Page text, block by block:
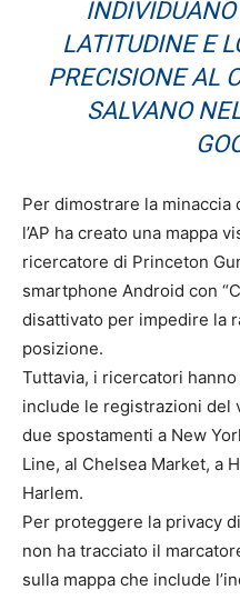
LATITUDINE E
PRECISIONE AL
SALVANO
Per dimostrare la minaccia
l’AP ha creato una mappa
ricercatore di Princeton
smartphone Android con
disattivato per impedire la
posizione.
Tuttavia, i ricercatori
include le registrazioni del
due spostamenti a New
Line, al Chelsea Market, a
Harlem.
Per proteggere la privacy
non ha tracciato il
sulla mappa che include